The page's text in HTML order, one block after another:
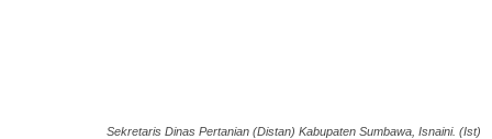
Sekretaris Dinas Pertanian (Distan) Kabupaten Sumbawa, Isnaini. (Ist)